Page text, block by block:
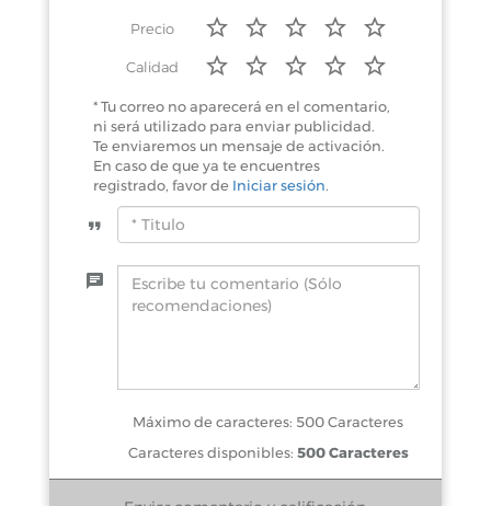
Precio
Calidad
* Tu correo no aparecerá en el comentario,
ni será utilizado para enviar publicidad.
Te enviaremos un mensaje de activación.
En caso de que ya te encuentres
registrado, favor de Iniciar sesión.
Máximo de caracteres: 500 Caracteres
Caracteres disponibles: 500 Caracteres